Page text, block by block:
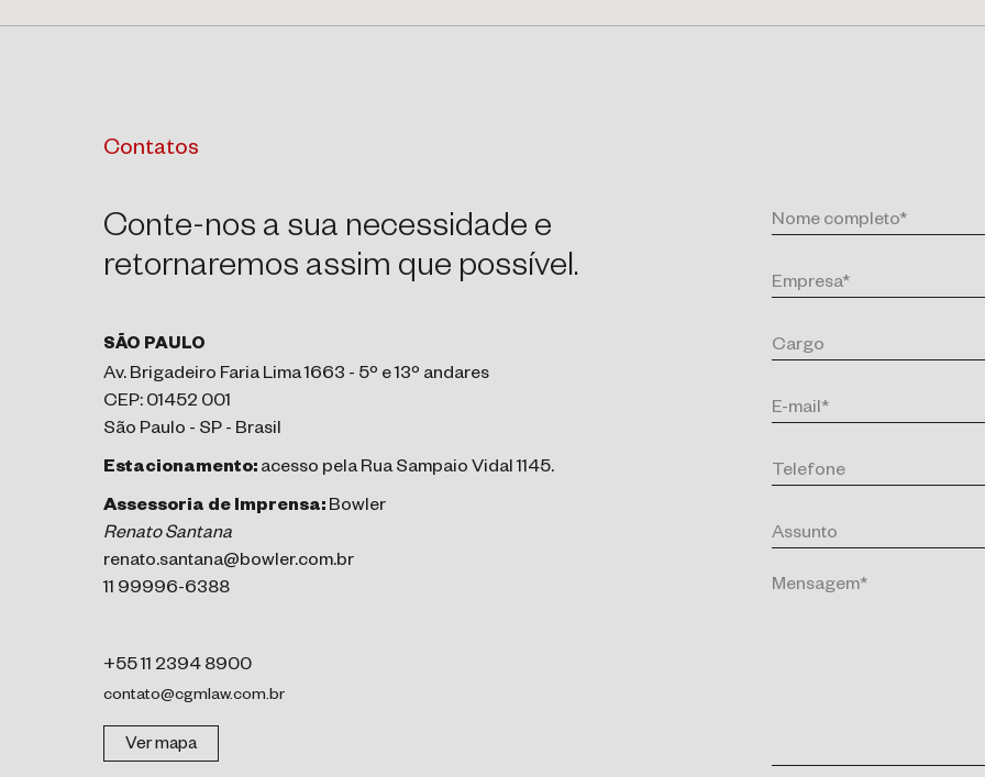
Contatos
Conte-nos a sua necessidade e
retornaremos assim que possível.
SÃO PAULO
Av. Brigadeiro Faria Lima 1663 - 5º e 13º andares
CEP: 01452 001
São Paulo - SP - Brasil
Estacionamento: acesso pela Rua Sampaio Vidal 1145.
Assessoria de Imprensa: Bowler
Renato Santana
renato.santana@bowler.com.br
11 99996-6388
+55 11 2394 8900
contato@cgmlaw.com.br
Ver mapa